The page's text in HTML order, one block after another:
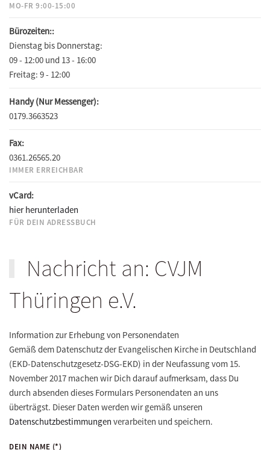
MO-FR 9:00-15:00
Bürozeiten::
Dienstag bis Donnerstag:
09 - 12:00 und 13 - 16:00
Freitag: 9 - 12:00
Handy (Nur Messenger):
0179.3663523
Fax:
0361.26565.20
IMMER ERREICHBAR
vCard:
hier herunterladen
FÜR DEIN ADRESSBUCH
Nachricht an: CVJM
Thüringen e.V.
Information zur Erhebung von Personendaten
Gemäß dem Datenschutz der Evangelischen Kirche in Deutschland
(EKD-Datenschutzgesetz-DSG-EKD) in der Neufassung vom 15.
November 2017 machen wir Dich darauf aufmerksam, dass Du
durch absenden dieses Formulars Personendaten an uns
überträgst. Dieser Daten werden wir gemäß unseren
Datenschutzbestimmungen verarbeiten und speichern.
DEIN NAME (*)